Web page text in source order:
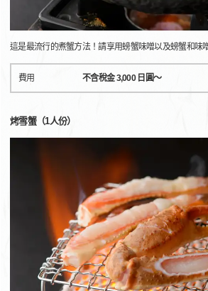
這是最流行的煮蟹方法！請享用螃蟹味噌以及螃蟹和味
費用 不含稅金 3,000 日圓～
烤雪蟹（1人份）